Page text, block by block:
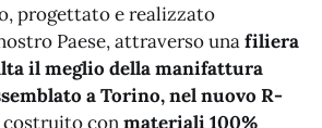
progettato e realizzato
Paese, attraverso unafiliera
il meglio della manifattura
a Torino, nel nuovo R-
costruito conmateriali 100%